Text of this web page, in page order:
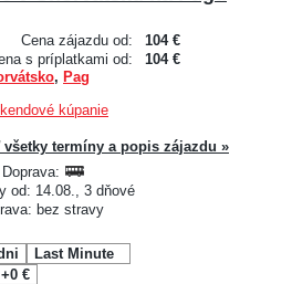
Cena zájazdu od:
104 €
s príplatkami od:
104 €
, Pag
kúpanie
termíny a popis zájazdu »
Doprava:
od: 14.08., 3 dňové
bez stravy
Last Minute
+0 €